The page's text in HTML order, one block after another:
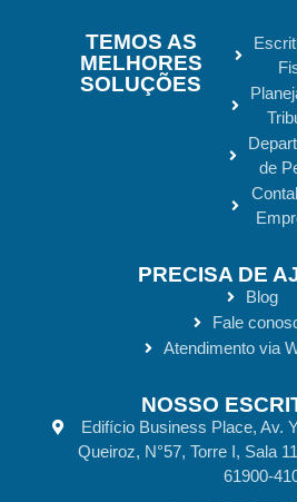
TEMOS AS
MELHORES
SOLUÇÕES
de
PRECISA DE
Blog
Fale
Atendimento via
NOSSO
Edifício Business Place, Av.
Queiroz, N°57, Torre I, Sala
61900-